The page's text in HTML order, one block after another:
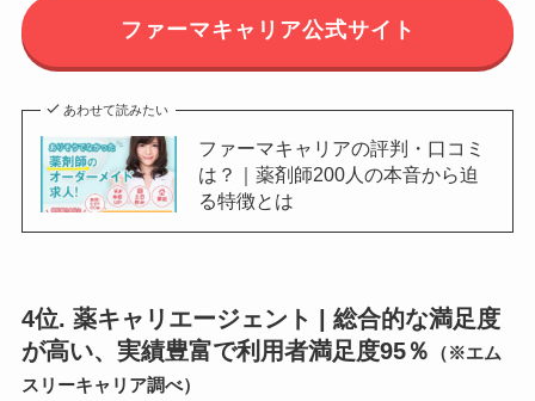
ファーマキャリア公式サイト
あわせて読みたい
ファーマキャリアの評判・口コミ
は？｜薬剤師200人の本音から迫
る特徴とは
4位. 薬キャリエージェント | 総合的な満足度
が高い、実績豊富で利用者満足度95％
（※エム
スリーキャリア調べ）